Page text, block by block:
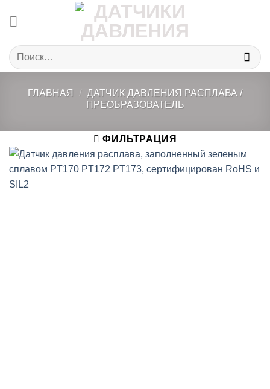
Искать:
ГЛАВНАЯ / ДАТЧИК ДАВЛЕНИЯ РАСПЛАВА /
ПРЕОБРАЗОВАТЕЛЬ
ФИЛЬТРАЦИЯ